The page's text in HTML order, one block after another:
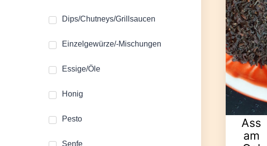
Dips/Chutneys/Grillsaucen
Einzelgewürze/-Mischungen
Essige/Öle
Honig
Pesto
Senfe
Ass
am